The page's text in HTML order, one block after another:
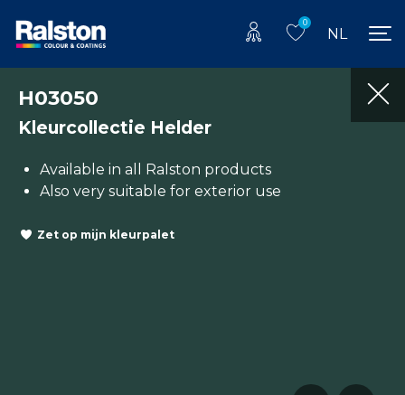
0
NL
H03050
Kleurcollectie Helder
Available in all Ralston products
Also very suitable for exterior use
Zet op mijn kleurpalet